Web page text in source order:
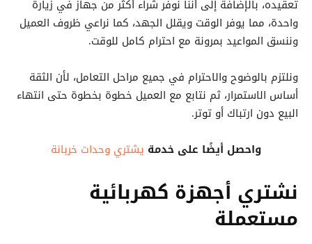
تعقيده، بالإضافة إلى أننا نوفر شراء أكثر من جهاز في زيارة
واحدة، مما يوفر الوقت ويقلل الجهد، كما نراعي ظروف العميل
وننسق المواعيد بمرونة مع احترام كامل للوقت.
ونلتزم بالوضوح والاحترام في جميع مراحل التعامل، لأن الثقة
أساس الاستمرار، ثم نتابع مع العميل خطوة بخطوة حتى انتهاء
البيع دون ارتباك أو توتر.
واحصل أيضًا على خدمة يشتري وحدات خربانة
نشتري أجهزة كهربائية
مستعملة